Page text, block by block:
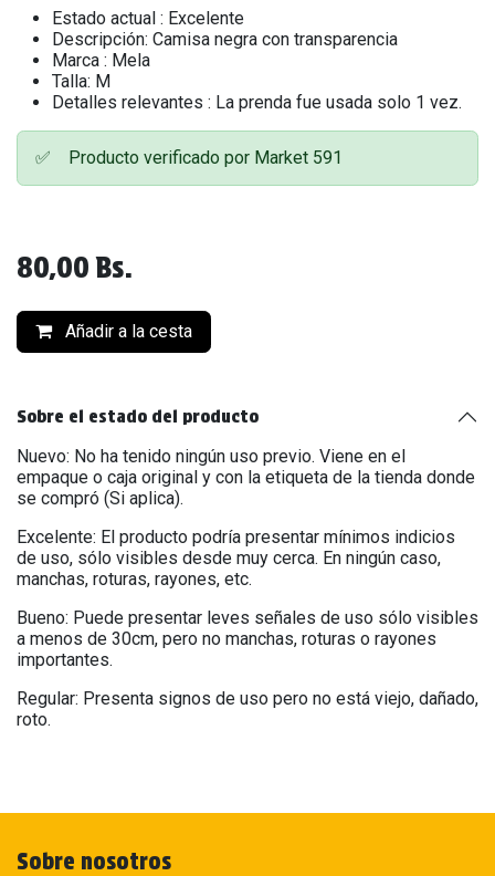
Estado actual : Excelente
Descripción: Camisa negra con transparencia
Marca : Mela
Talla: M
Detalles relevantes : La prenda fue usada solo 1 vez.
✅ Producto verificado por Market 591
80,00 Bs.
Añadir a la cesta
Sobre el estado del producto
Nuevo: No ha tenido ningún uso previo. Viene en el
empaque o caja original y con la etiqueta de la tienda donde
se compró (Si aplica).
Excelente: El producto podría presentar mínimos indicios
de uso, sólo visibles desde muy cerca. En ningún caso,
manchas, roturas, rayones, etc.
Bueno: Puede presentar leves señales de uso sólo visibles
a menos de 30cm, pero no manchas, roturas o rayones
importantes.
Regular: Presenta signos de uso pero no está viejo, dañado,
roto.
Sobre nosotros